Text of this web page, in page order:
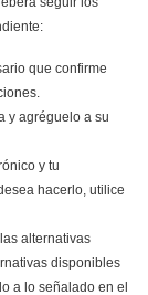
que confirme
y agréguelo a su
y tu
hacerlo, utilice
alternativas
disponibles
a lo señalado en el